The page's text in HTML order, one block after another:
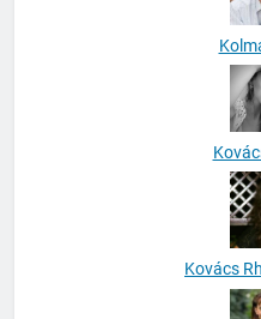
Kovács